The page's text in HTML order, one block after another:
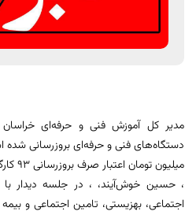
مدیر کل آموزش فنی و حرفه‌ای خراسان
میلیون تومان اعتبار صرف بروزرسانی 93 کارگاه آموزشی در استان شده است.
، حسین خوش‌آیند، ، در جلسه دیدار با
اجتماعی، بهزیستی، تامین اجتماعی و